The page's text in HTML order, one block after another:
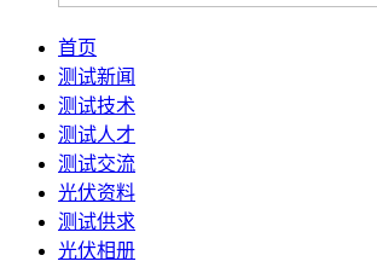
首页
测试新闻
测试技术
测试人才
测试交流
光伏资料
测试供求
光伏相册